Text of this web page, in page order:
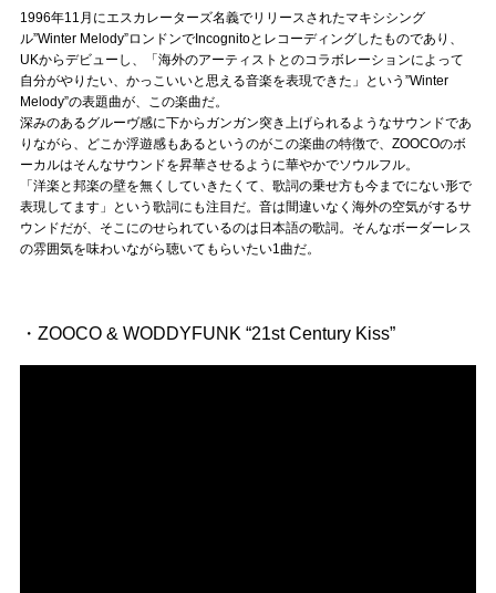
1996年11月にエスカレーターズ名義でリリースされたマキシシング
ル”Winter Melody”ロンドンでIncognitoとレコーディングしたものであり、
UKからデビューし、「海外のアーティストとのコラボレーションによって
自分がやりたい、かっこいいと思える音楽を表現できた」という”Winter
Melody”の表題曲が、この楽曲だ。
深みのあるグルーヴ感に下からガンガン突き上げられるようなサウンドであ
りながら、どこか浮遊感もあるというのがこの楽曲の特徴で、ZOOCOのボ
ーカルはそんなサウンドを昇華させるように華やかでソウルフル。
「洋楽と邦楽の壁を無くしていきたくて、歌詞の乗せ方も今までにない形で
表現してます」という歌詞にも注目だ。音は間違いなく海外の空気がするサ
ウンドだが、そこにのせられているのは日本語の歌詞。そんなボーダーレス
の雰囲気を味わいながら聴いてもらいたい1曲だ。
・ZOOCO & WODDYFUNK “21st Century Kiss”